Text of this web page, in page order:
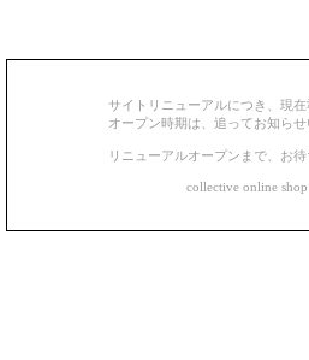
サイトリニューアルにつき、現在
オープン時期は、追ってお知らせ
リニューアルオープンまで、お待
collective online shop